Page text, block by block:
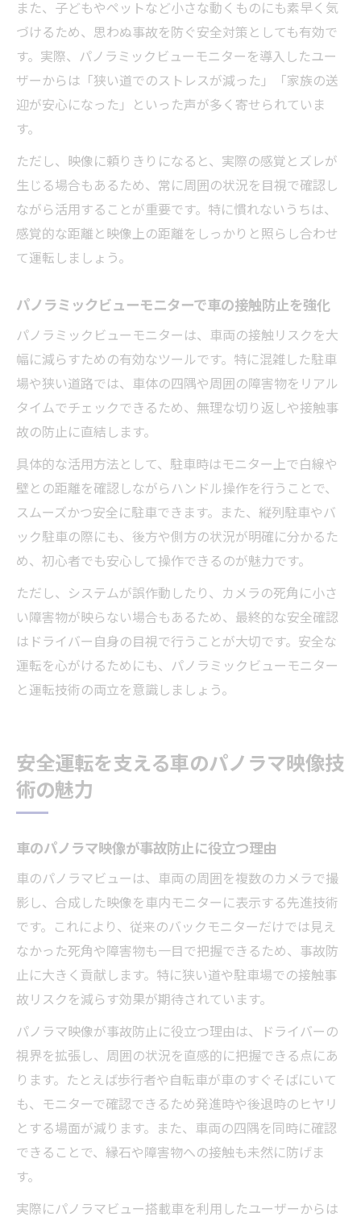
また、子どもやペットなど小さな動くものにも素早く気
づけるため、思わぬ事故を防ぐ安全対策としても有効で
す。実際、パノラミックビューモニターを導入したユー
ザーからは「狭い道でのストレスが減った」「家族の送
迎が安心になった」といった声が多く寄せられていま
す。
ただし、映像に頼りきりになると、実際の感覚とズレが
生じる場合もあるため、常に周囲の状況を目視で確認し
ながら活用することが重要です。特に慣れないうちは、
感覚的な距離と映像上の距離をしっかりと照らし合わせ
て運転しましょう。
パノラミックビューモニターで車の接触防止を強化
パノラミックビューモニターは、車両の接触リスクを大
幅に減らすための有効なツールです。特に混雑した駐車
場や狭い道路では、車体の四隅や周囲の障害物をリアル
タイムでチェックできるため、無理な切り返しや接触事
故の防止に直結します。
具体的な活用方法として、駐車時はモニター上で白線や
壁との距離を確認しながらハンドル操作を行うことで、
スムーズかつ安全に駐車できます。また、縦列駐車やバ
ック駐車の際にも、後方や側方の状況が明確に分かるた
め、初心者でも安心して操作できるのが魅力です。
ただし、システムが誤作動したり、カメラの死角に小さ
い障害物が映らない場合もあるため、最終的な安全確認
はドライバー自身の目視で行うことが大切です。安全な
運転を心がけるためにも、パノラミックビューモニター
と運転技術の両立を意識しましょう。
安全運転を支える車のパノラマ映像技
術の魅力
車のパノラマ映像が事故防止に役立つ理由
車のパノラマビューは、車両の周囲を複数のカメラで撮
影し、合成した映像を車内モニターに表示する先進技術
です。これにより、従来のバックモニターだけでは見え
なかった死角や障害物も一目で把握できるため、事故防
止に大きく貢献します。特に狭い道や駐車場での接触事
故リスクを減らす効果が期待されています。
パノラマ映像が事故防止に役立つ理由は、ドライバーの
視界を拡張し、周囲の状況を直感的に把握できる点にあ
ります。たとえば歩行者や自転車が車のすぐそばにいて
も、モニターで確認できるため発進時や後退時のヒヤリ
とする場面が減ります。また、車両の四隅を同時に確認
できることで、縁石や障害物への接触も未然に防げま
す。
実際にパノラマビュー搭載車を利用したユーザーからは